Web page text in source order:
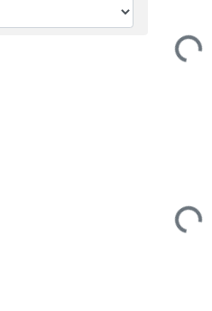
Loading...
Loading...